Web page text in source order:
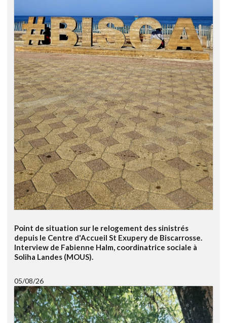
Point de situation sur le relogement des sinistrés
depuis le Centre d'Accueil St Exupery de Biscarrosse.
Interview de Fabienne Halm, coordinatrice sociale à
Soliha Landes (MOUS).
05/08/26